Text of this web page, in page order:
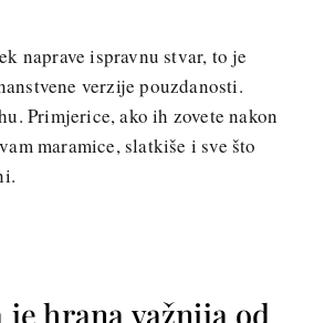
naprave ispravnu stvar, to je
verzije pouzdanosti.
Primjerice, ako ih zovete nakon
maramice, slatkiše i sve što
hrana važnija od